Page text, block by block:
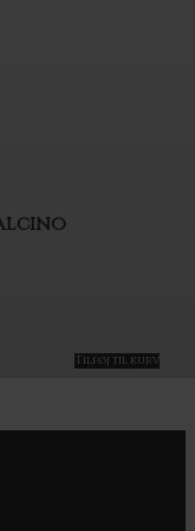
Tilføj til kurv